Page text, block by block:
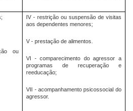
ou
IV - restrição ou suspensão de visitas
aos dependentes menores;
V - prestação de alimentos.
VI - comparecimento do agressor a
programas de recuperação e
reeducação;
VII - acompanhamento psicossocial do
agressor.